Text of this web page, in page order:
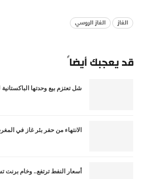
الغاز الغاز الروسي
قد يعجبك أيضاً
شل تعتزم بيع وحدتها
الانتهاء من حفر بئر غاز في
أسعار النفط ترتفع.. وخام برنت تسليم